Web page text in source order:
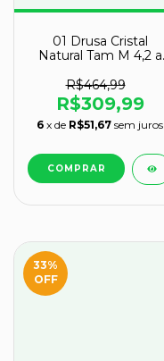
01 Drusa Cristal
Natural Tam M 4,2 a
R$464,99
R$309,99
6 x de R$51,67 sem juros
33%
OFF